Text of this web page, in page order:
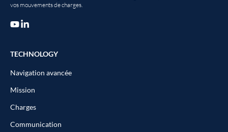
vos mouvements de charges.
TECHNOLOGY
Navigation avancée
Mission
Charges
Communication